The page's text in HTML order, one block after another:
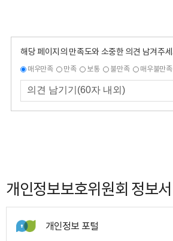
해당 페이지의 만족도와 소중한 의견 남겨주
매우만족 만족 보통 불만족 매우불만족
개인정보보호위원회 정보
개인정보 포털